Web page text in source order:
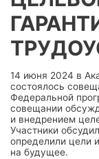
14 июня 2024 в
состоялось
Федеральной
совещании
и внедрением
Участники
определили цели
на будущее.